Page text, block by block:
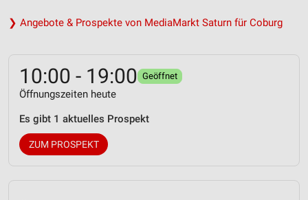
❯ Angebote & Prospekte von MediaMarkt Saturn für Coburg
10:00 - 19:00 Geöffnet
Öffnungszeiten heute
Es gibt 1 aktuelles Prospekt
ZUM PROSPEKT